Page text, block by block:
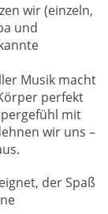
wir (einzeln,
und
Musik macht
perfekt
mit
wir uns –
der Spaß